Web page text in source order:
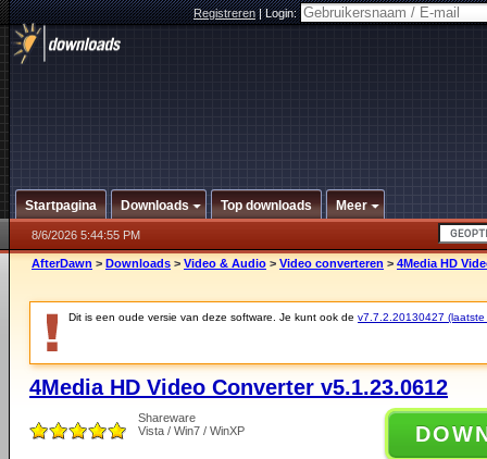
Registreren|Login:
Startpagina Downloads Top downloads Meer
8/6/2026 5:44:55 PM
AfterDawn > Downloads > Video & Audio > Video converteren > 4Media HD
Dit is een oude versie van deze software. Je kunt ook de v7.7.2.20130427 (laatste
4Media HD Video Converter v5.1.23.0612
Shareware
Vista / Win7 / WinXP